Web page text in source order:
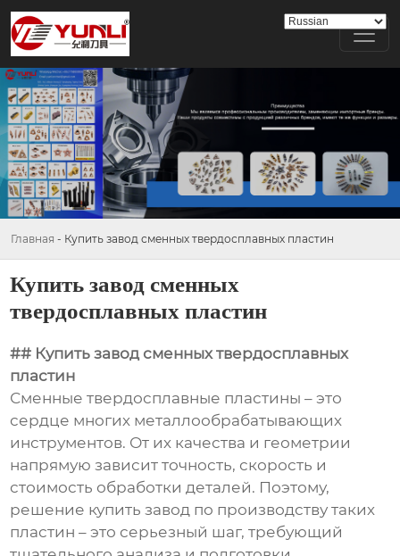
Главная - Купить завод сменных твердосплавных пластин
Купить завод сменных
твердосплавных пластин
## Купить завод сменных твердосплавных
пластин
Сменные твердосплавные пластины – это
сердце многих металлообрабатывающих
инструментов. От их качества и геометрии
напрямую зависит точность, скорость и
стоимость обработки деталей. Поэтому,
решение купить завод по производству таких
пластин – это серьезный шаг, требующий